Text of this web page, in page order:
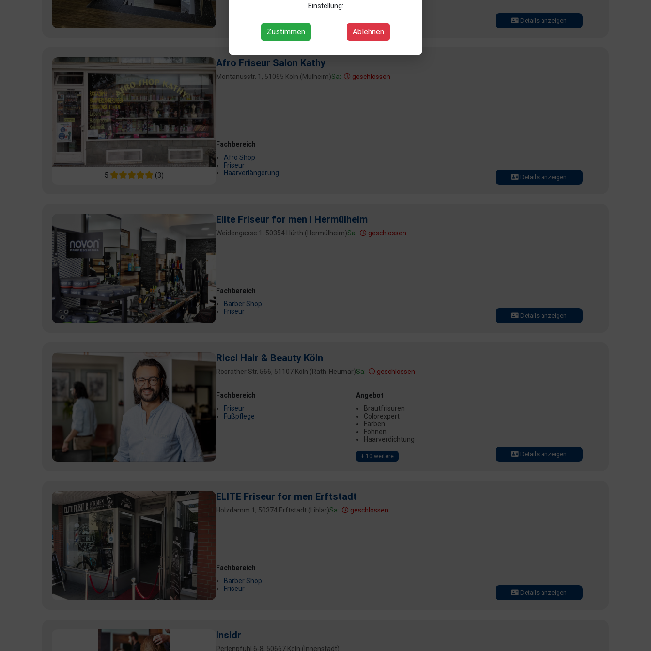
Einstellung:
Zustimmen Ablehnen
+ 5 weitere Details anzeigen
5 (3)
Afro Friseur Salon Kathy
Montanusstr. 1, 51065 Köln (Mülheim)Sa: geschlossen
Fachbereich
Afro Shop
Friseur
Haarverlängerung
Details anzeigen
Elite Friseur for men I Hermülheim
Weidengasse 1, 50354 Hürth (Hermülheim)Sa: geschlossen
Fachbereich
Barber Shop
Friseur
Details anzeigen
Ricci Hair & Beauty Köln
Rösrather Str. 566, 51107 Köln (Rath-Heumar)Sa: geschlossen
Fachbereich
Friseur
Fußpflege
Angebot
Brautfrisuren
Colorexpert
Färben
Föhnen
Haarverdichtung
+ 10 weitere Details anzeigen
ELITE Friseur for men Erftstadt
Holzdamm 1, 50374 Erftstadt (Liblar)Sa: geschlossen
Fachbereich
Barber Shop
Friseur
Details anzeigen
Insidr
Perlenpfuhl 6-8, 50667 Köln (Innenstadt)